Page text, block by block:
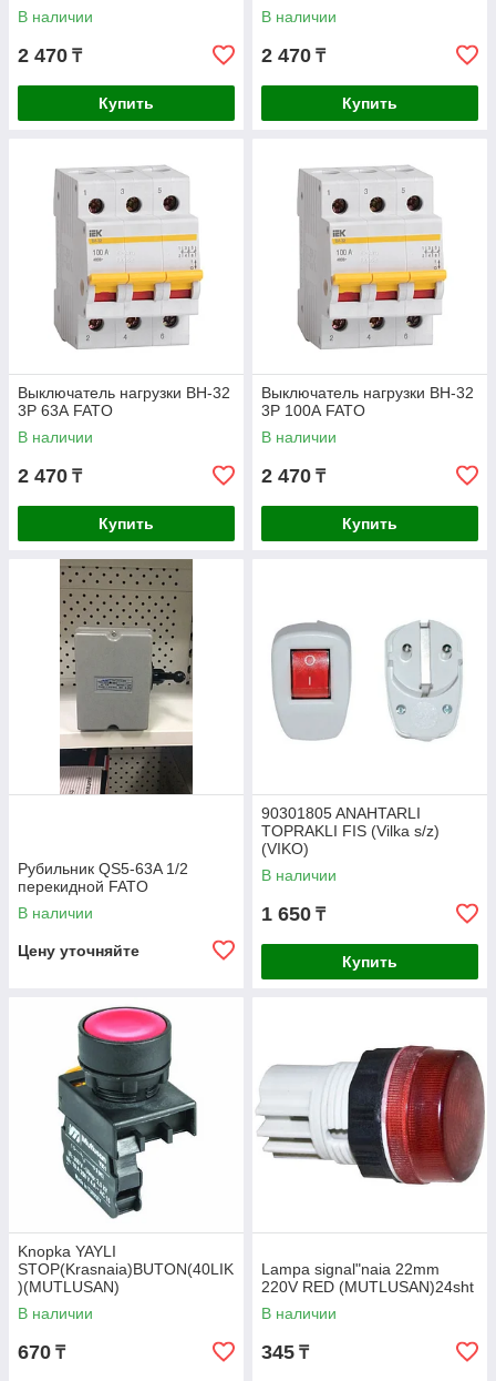
В наличии
2 470 ₸
Купить
В наличии
2 470 ₸
Купить
Выключатель нагрузки ВН-32
3Р 63А FATO
В наличии
2 470 ₸
Купить
Выключатель нагрузки ВН-32
3Р 100А FATO
В наличии
2 470 ₸
Купить
Рубильник QS5-63A 1/2
перекидной FATO
В наличии
Цену уточняйте
90301805 ANAHTARLI
TOPRAKLI FIS (Vilka s/z)
(VIKO)
В наличии
1 650 ₸
Купить
Knopka YAYLI
STOP(Krasnaia)BUTON(40LIK
)(MUTLUSAN)
В наличии
670 ₸
Lampa signal"naia 22mm
220V RED (MUTLUSAN)24sht
В наличии
345 ₸